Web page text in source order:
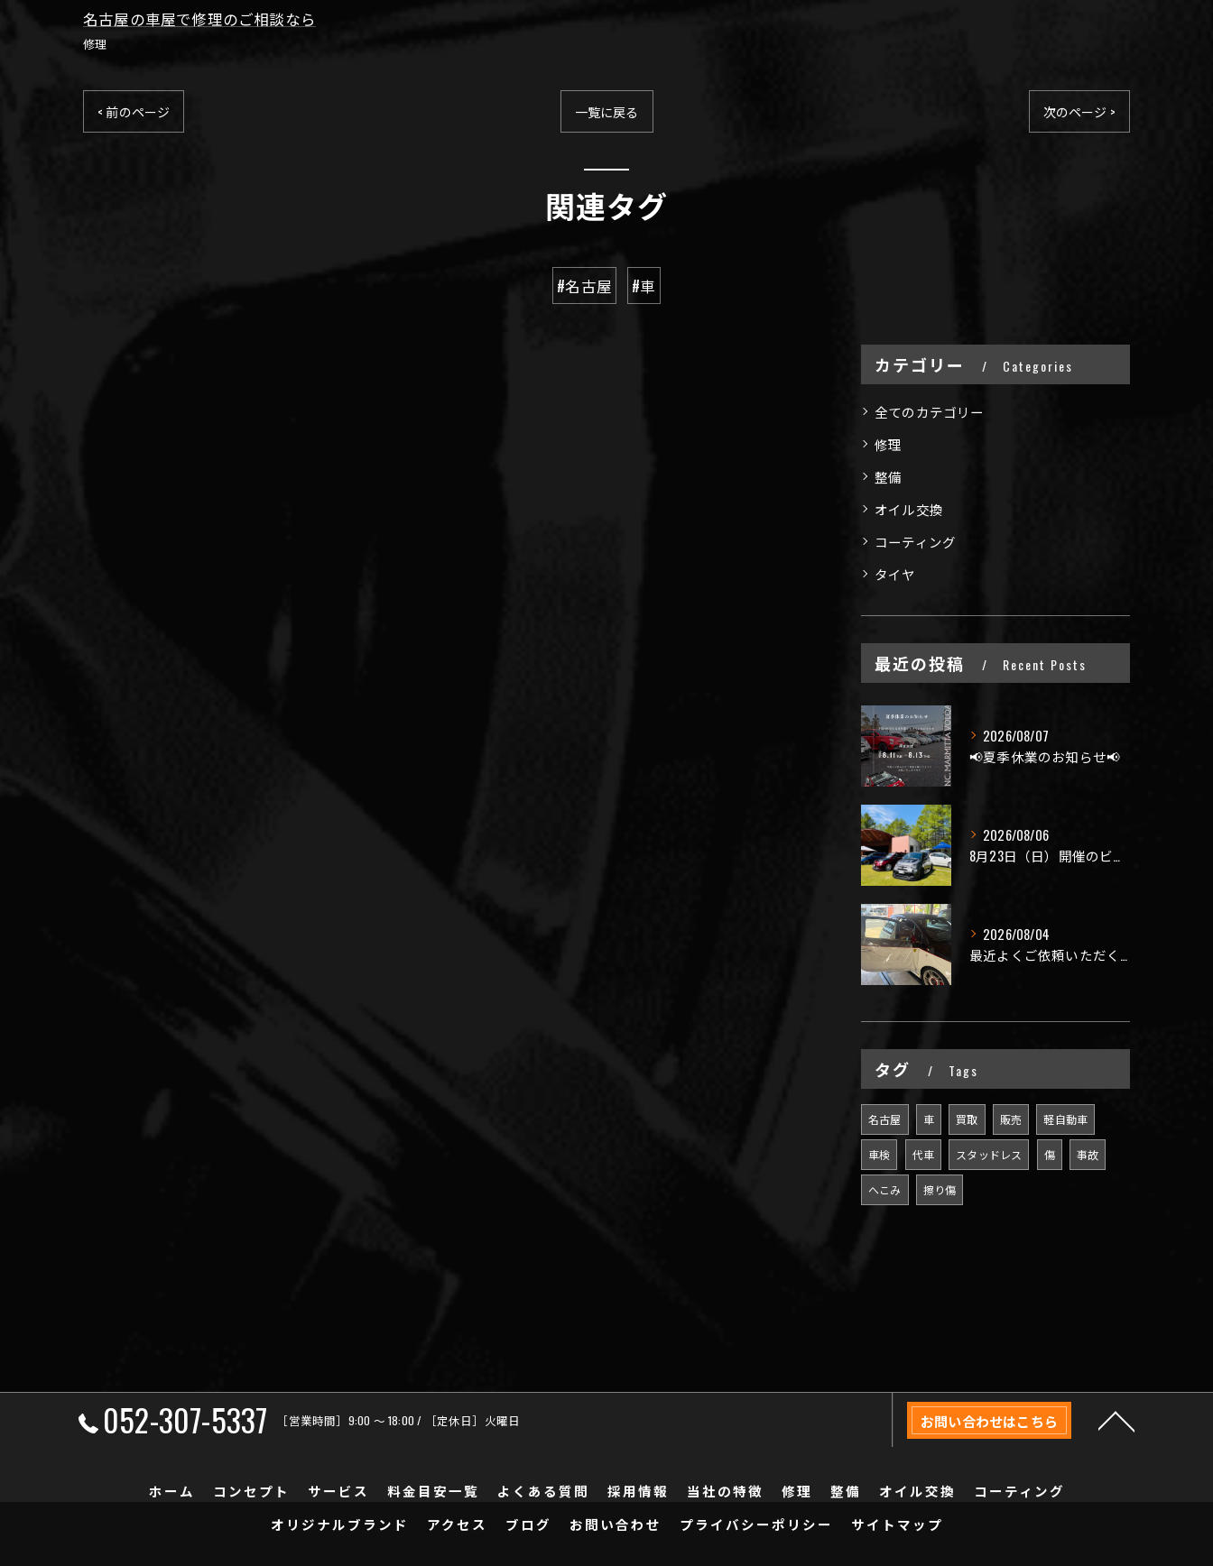
名古屋の車屋で修理のご相談なら
修理
< 前のページ 一覧に戻る 次のページ >
関連タグ
#名古屋 #車
カテゴリー Categories
全てのカテゴリー
修理
整備
オイル交換
コーティング
タイヤ
最近の投稿 Recent Posts
2026/08/07
📢夏季休業のお知らせ📢
2026/08/06
8月23日（日）開催のビーナスラインを走ろうの会 夏の陣
2026/08/04
最近よくご依頼いただく、弊社おすすめメニュー！
タグ Tags
名古屋 車 買取 販売 軽自動車
車検 代車 スタッドレス 傷 事故
へこみ 擦り傷
052-307-5337 ［営業時間］9:00 ～ 18:00 / ［定休日］火曜日 お問い合わせはこちら
ホーム コンセプト サービス 料金目安一覧 よくある質問 採用情報 当社の特徴 修理 整備 オイル交換
コーティング
オリジナルブランド
アクセス ブログ お問い合わせ プライバシーポリシー サイトマップ